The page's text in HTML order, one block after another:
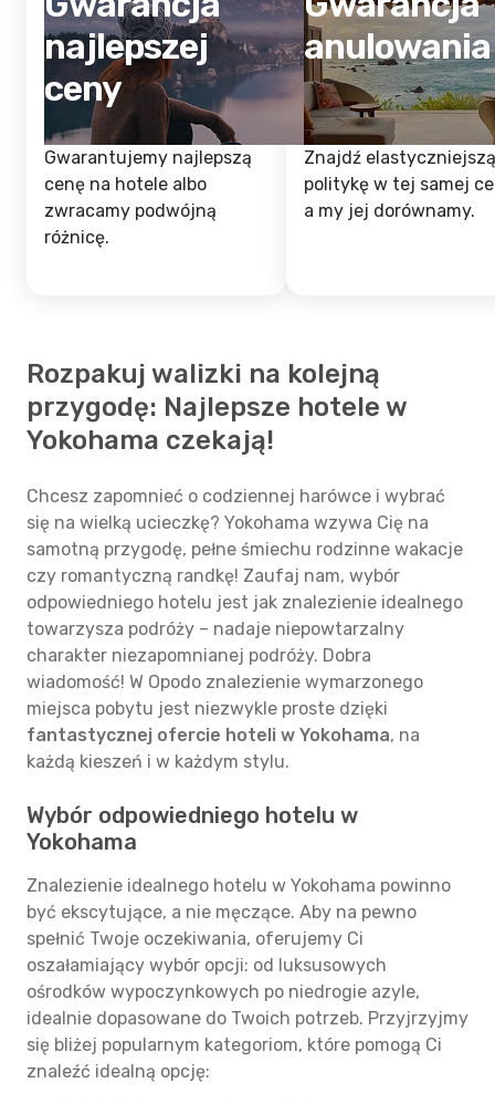
najlepszej
ceny
Gwarantujemy najlepszą
cenę na hotele albo
zwracamy podwójną
różnicę.
anulowania
Znajdź elastyczniejszą
politykę w tej samej
a my jej dorównamy.
Rozpakuj walizki na kolejną
przygodę: Najlepsze hotele w
Yokohama czekają!
Chcesz zapomnieć o codziennej harówce i wybrać
się na wielką ucieczkę? Yokohama wzywa Cię na
samotną przygodę, pełne śmiechu rodzinne wakacje
czy romantyczną randkę! Zaufaj nam, wybór
odpowiedniego hotelu jest jak znalezienie idealnego
towarzysza podróży – nadaje niepowtarzalny
charakter niezapomnianej podróży. Dobra
wiadomość! W Opodo znalezienie wymarzonego
miejsca pobytu jest niezwykle proste dzięki
fantastycznej ofercie hoteli w Yokohama, na
każdą kieszeń i w każdym stylu.
Wybór odpowiedniego hotelu w
Yokohama
Znalezienie idealnego hotelu w Yokohama powinno
być ekscytujące, a nie męczące. Aby na pewno
spełnić Twoje oczekiwania, oferujemy Ci
oszałamiający wybór opcji: od luksusowych
ośrodków wypoczynkowych po niedrogie azyle,
idealnie dopasowane do Twoich potrzeb. Przyjrzyjmy
się bliżej popularnym kategoriom, które pomogą Ci
znaleźć idealną opcję: